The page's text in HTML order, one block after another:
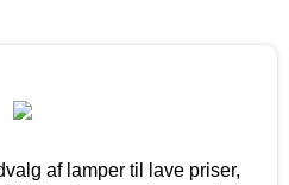
af lamper til lave priser,